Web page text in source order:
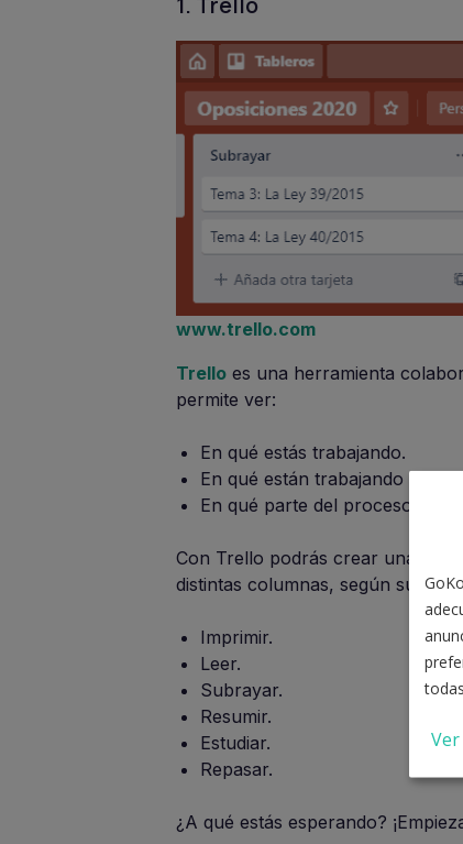
www.trello.com
Trello es una herramienta
permite ver:
En qué estás trabajando.
En qué están trabajando tus
En qué parte del proceso te
Con Trello podrás crear una
distintas columnas, según su
Imprimir.
Leer.
Subrayar.
Resumir.
Estudiar.
Repasar.
¿A qué estás esperando?